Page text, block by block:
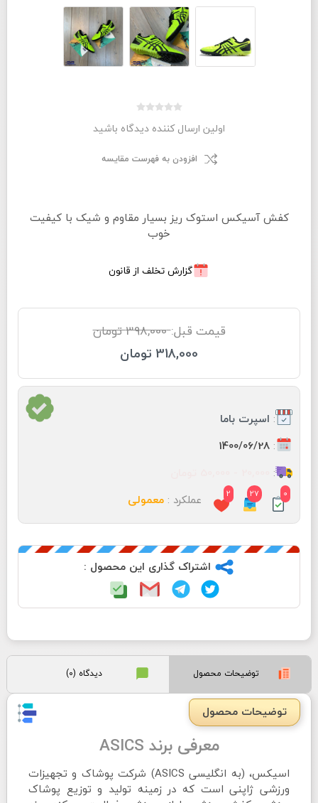
اولین ارسال کننده دیدگاه باشید
افزودن به فهرست مقایسه
کفش آسیکس استوک ریز بسیار مقاوم و شیک با کیفیت
خوب
گزارش تخلف از قانون
قیمت قبل: 398,000 تومان
318,000 تومان
: اسپرت باما
:
1400/06/28
:
0
27
2 عملکرد : معمولی
اشتراک گذاری این محصول :
توضیحات محصول دیدگاه (0)
توضیحات محصول
معرفی برند ASICS
اسیکس، (به انگلیسی ASICS) شرکت پوشاک و تجهیزات
ورزشی ژاپنی است که در زمینه تولید و توزیع پوشاک